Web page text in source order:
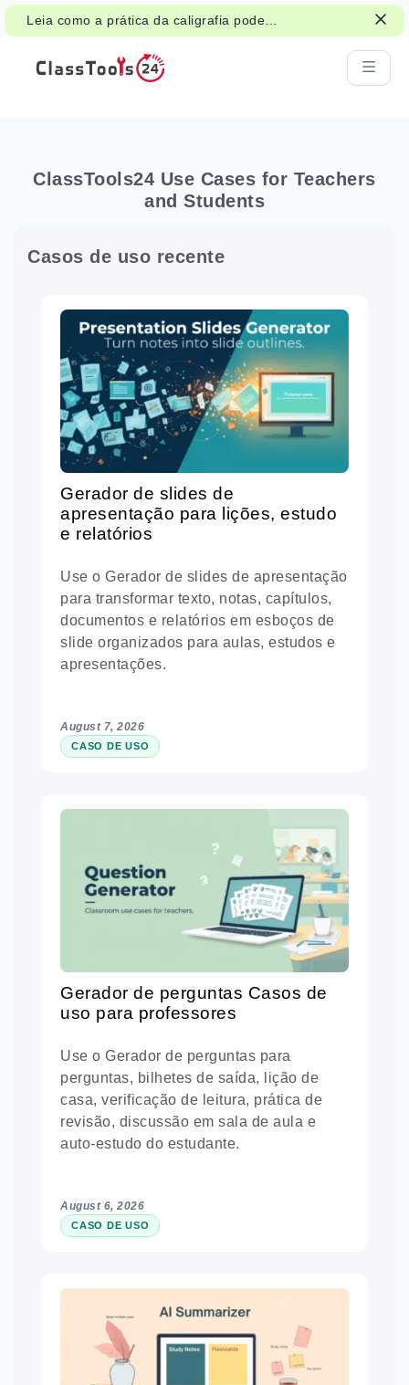
Leia como a prática da caligrafia pode
apoiar atenção, memória e aprendizagem.
ClassTools24 Use Cases for Teachers
and Students
Casos de uso recente
Gerador de slides de
apresentação para lições, estudo
e relatórios
Use o Gerador de slides de apresentação
para transformar texto, notas, capítulos,
documentos e relatórios em esboços de
slide organizados para aulas, estudos e
apresentações.
August 7, 2026
CASO DE USO
Gerador de perguntas Casos de
uso para professores
Use o Gerador de perguntas para
perguntas, bilhetes de saída, lição de
casa, verificação de leitura, prática de
revisão, discussão em sala de aula e
auto-estudo do estudante.
August 6, 2026
CASO DE USO